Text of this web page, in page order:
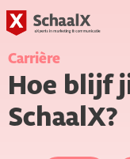
Carrière
Hoe blijf
SchaalX?